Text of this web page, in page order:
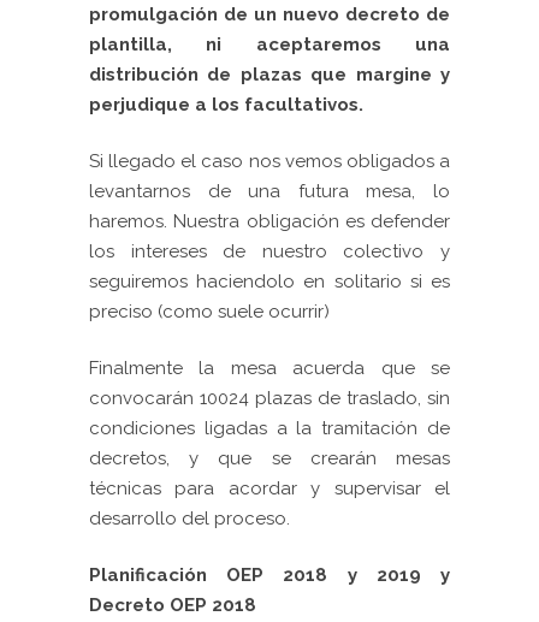
promulgación de un nuevo decreto de
plantilla, ni aceptaremos una
distribución de plazas que margine y
perjudique a los facultativos.
Si llegado el caso nos vemos obligados a
levantarnos de una futura mesa, lo
haremos. Nuestra obligación es defender
los intereses de nuestro colectivo y
seguiremos haciendolo en solitario si es
preciso (como suele ocurrir)
Finalmente la mesa acuerda que se
convocarán 10024 plazas de traslado, sin
condiciones ligadas a la tramitación de
decretos, y que se crearán mesas
técnicas para acordar y supervisar el
desarrollo del proceso.
Planificación OEP 2018 y 2019 y
Decreto OEP 2018